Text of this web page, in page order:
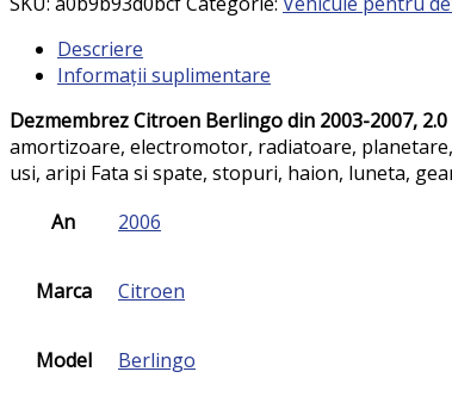
Descriere
Informații suplimentare
Dezmembrez Citroen Berlingo din 2003-2007, 2.0
amortizoare, electromotor, radiatoare,
usi, aripi Fata si spate, stopuri, haion, luneta,
An
2006
Marca Citroen
Model Berlingo